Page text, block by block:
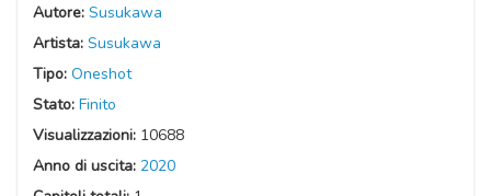
Autore: Susukawa
Artista: Susukawa
Tipo: Oneshot
Stato: Finito
Visualizzazioni: 10688
Anno di uscita: 2020